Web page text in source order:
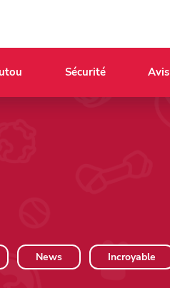
Sécurité Avis
News Incroyable